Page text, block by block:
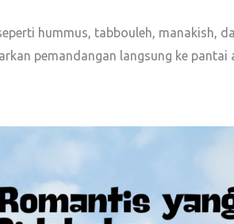
hummus, tabbouleh, manakish,
pemandangan langsung ke